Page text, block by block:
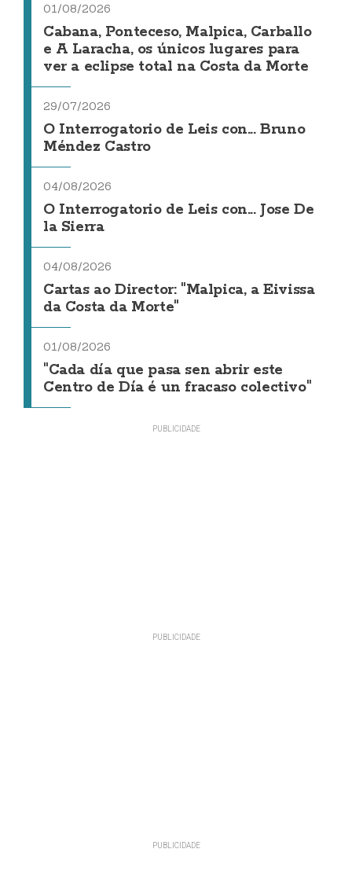
01/08/2026
Cabana, Ponteceso, Malpica, Carballo
e A Laracha, os únicos lugares para
ver a eclipse total na Costa da Morte
29/07/2026
O Interrogatorio de Leis con... Bruno
Méndez Castro
04/08/2026
O Interrogatorio de Leis con... Jose De
la Sierra
04/08/2026
Cartas ao Director: "Malpica, a Eivissa
da Costa da Morte"
01/08/2026
"Cada día que pasa sen abrir este
Centro de Día é un fracaso colectivo"